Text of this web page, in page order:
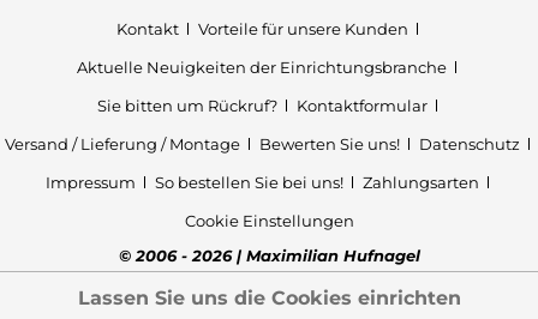
Kontakt
Vorteile für unsere Kunden
Aktuelle Neuigkeiten der Einrichtungsbranche
Sie bitten um Rückruf?
Kontaktformular
Versand / Lieferung / Montage
Bewerten Sie uns!
Datenschutz
Impressum
So bestellen Sie bei uns!
Zahlungsarten
Cookie Einstellungen
© 2006 - 2026 | Maximilian Hufnagel
Lassen Sie uns die Cookies einrichten